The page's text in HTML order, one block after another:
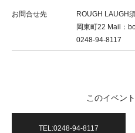
お問合せ先
ROUGH LAUGH
岡東町22 Mail：
0248-94-8117
このイベン
TEL:0248-94-8117